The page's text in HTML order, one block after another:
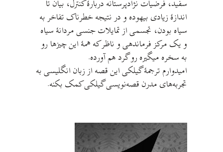
سفید، فرضیات نژادپرستانه دربارهٔ کنترل، بیان تا
اندازهٔ زیادی بیهوده و در نتیجه خطرناک تفاخر به
سیاه بودن، تجسمی از تمایلات جنسی مردانهٔ سیاه
و یک مرکز فرماندهی و ناظر که همهٔ این چیزها رو
به سخره میگیره رو گرد هم آورده.
امیدوارم ترجمهٔ گیلکی این قصه از زبان انگلیسی به
تجربه‌های مدرن قصه‌نویسی گیلکی کمک بکنه.